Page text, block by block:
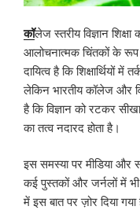
कॉलेज स्तरीय विज्ञान शिक्षा
आलोचनात्मक चिंतकों के रूप
दायित्व है कि शिक्षार्थियों
लेकिन भारतीय कॉलेज और
है कि विज्ञान को रटकर
का तत्व नदारद होता है।
इस समस्या पर मीडिया और
कई पुस्तकों और जर्नलों में
में इस बात पर ज़ोर दिया